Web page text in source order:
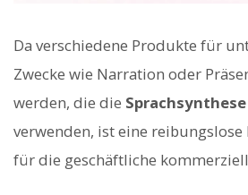
Da verschiedene Produkte für
Zwecke wie Narration oder
werden, die die Sprachsynthese
verwenden, ist eine
für die geschäftliche